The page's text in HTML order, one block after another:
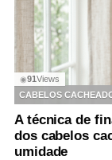
◉91Views
CABELOS
A técnica de
dos cabelos
umidade